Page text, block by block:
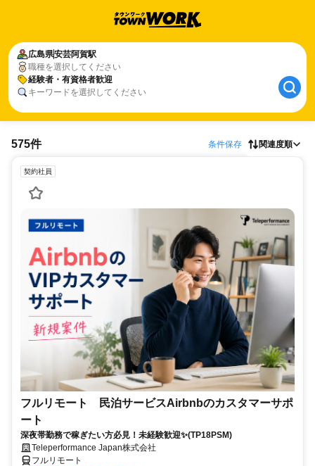
広島県安芸阿賀駅
職種を選択してください
経験者・有資格者歓迎
キーワードを選択してください
575件 条件保存 関連度順
契約社員
フルリモート 民泊サービスAirbnbのカスタマーサポ
ート
深夜帯勤務で稼ぎたい方必見！未経験歓迎✨(TP18PSM)
Teleperformance Japan株式会社
フルリモート